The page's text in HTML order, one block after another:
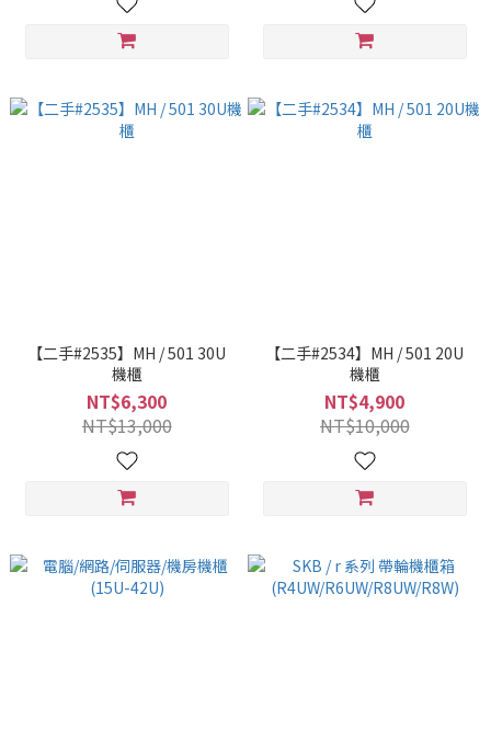
【二手#2535】MH / 501 30U
機櫃
NT$6,300
NT$13,000
【二手#2534】MH / 501 20U
機櫃
NT$4,900
NT$10,000